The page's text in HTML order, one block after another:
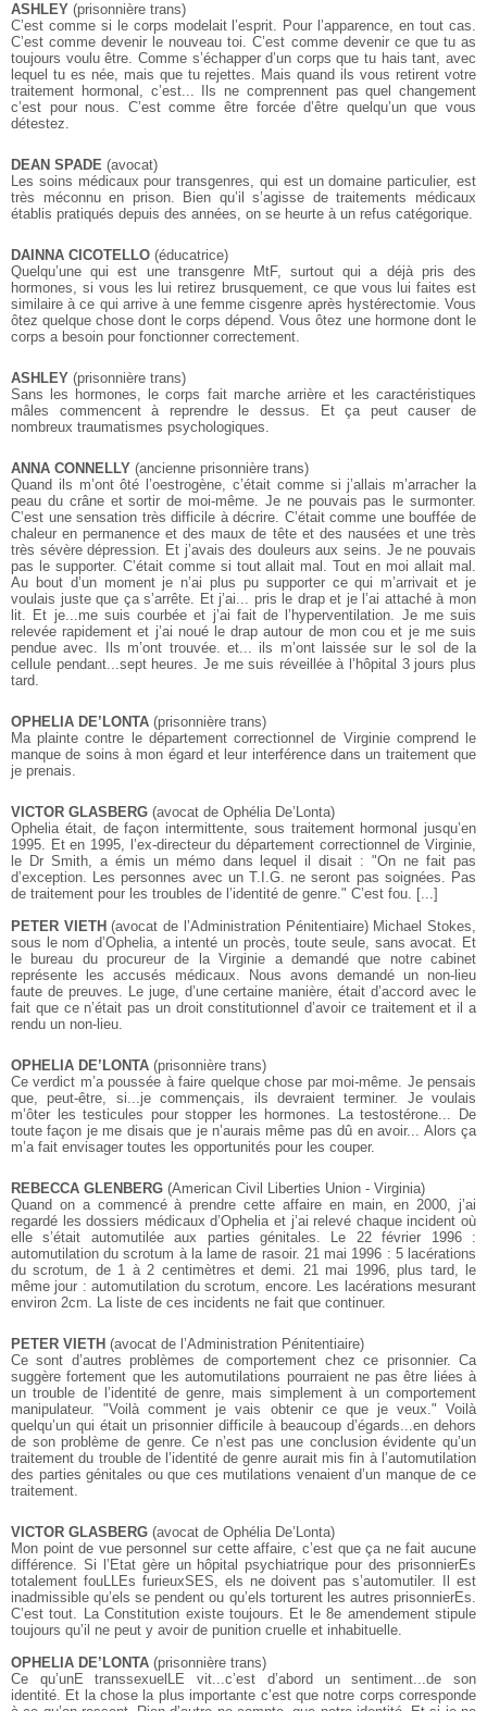
ASHLEY (prisonnière trans)
C’est comme si le corps modelait l’esprit. Pour l’apparence, en tout cas.
C’est comme devenir le nouveau toi. C’est comme devenir ce que tu as
toujours voulu être. Comme s’échapper d’un corps que tu hais tant, avec
lequel tu es née, mais que tu rejettes. Mais quand ils vous retirent votre
traitement hormonal, c’est... Ils ne comprennent pas quel changement
c’est pour nous. C’est comme être forcée d’être quelqu’un que vous
détestez.
DEAN SPADE (avocat)
Les soins médicaux pour transgenres, qui est un domaine particulier, est
très méconnu en prison. Bien qu’il s’agisse de traitements médicaux
établis pratiqués depuis des années, on se heurte à un refus catégorique.
DAINNA CICOTELLO (éducatrice)
Quelqu’une qui est une transgenre MtF, surtout qui a déjà pris des
hormones, si vous les lui retirez brusquement, ce que vous lui faites est
similaire à ce qui arrive à une femme cisgenre après hystérectomie. Vous
ôtez quelque chose dont le corps dépend. Vous ôtez une hormone dont le
corps a besoin pour fonctionner correctement.
ASHLEY (prisonnière trans)
Sans les hormones, le corps fait marche arrière et les caractéristiques
mâles commencent à reprendre le dessus. Et ça peut causer de
nombreux traumatismes psychologiques.
ANNA CONNELLY (ancienne prisonnière trans)
Quand ils m’ont ôté l’oestrogène, c’était comme si j’allais m’arracher la
peau du crâne et sortir de moi-même. Je ne pouvais pas le surmonter.
C’est une sensation très difficile à décrire. C’était comme une bouffée de
chaleur en permanence et des maux de tête et des nausées et une très
très sévère dépression. Et j’avais des douleurs aux seins. Je ne pouvais
pas le supporter. C’était comme si tout allait mal. Tout en moi allait mal.
Au bout d’un moment je n’ai plus pu supporter ce qui m’arrivait et je
voulais juste que ça s’arrête. Et j’ai... pris le drap et je l’ai attaché à mon
lit. Et je...me suis courbée et j’ai fait de l’hyperventilation. Je me suis
relevée rapidement et j’ai noué le drap autour de mon cou et je me suis
pendue avec. Ils m’ont trouvée. et... ils m’ont laissée sur le sol de la
cellule pendant...sept heures. Je me suis réveillée à l’hôpital 3 jours plus
tard.
OPHELIA DE’LONTA (prisonnière trans)
Ma plainte contre le département correctionnel de Virginie comprend le
manque de soins à mon égard et leur interférence dans un traitement que
je prenais.
VICTOR GLASBERG (avocat de Ophélia De’Lonta)
Ophelia était, de façon intermittente, sous traitement hormonal jusqu’en
1995. Et en 1995, l’ex-directeur du département correctionnel de Virginie,
le Dr Smith, a émis un mémo dans lequel il disait : "On ne fait pas
d’exception. Les personnes avec un T.I.G. ne seront pas soignées. Pas
de traitement pour les troubles de l’identité de genre." C’est fou. [...]
PETER VIETH (avocat de l’Administration Pénitentiaire) Michael Stokes,
sous le nom d’Ophelia, a intenté un procès, toute seule, sans avocat. Et
le bureau du procureur de la Virginie a demandé que notre cabinet
représente les accusés médicaux. Nous avons demandé un non-lieu
faute de preuves. Le juge, d’une certaine manière, était d’accord avec le
fait que ce n’était pas un droit constitutionnel d’avoir ce traitement et il a
rendu un non-lieu.
OPHELIA DE’LONTA (prisonnière trans)
Ce verdict m’a poussée à faire quelque chose par moi-même. Je pensais
que, peut-être, si...je commençais, ils devraient terminer. Je voulais
m’ôter les testicules pour stopper les hormones. La testostérone... De
toute façon je me disais que je n’aurais même pas dû en avoir... Alors ça
m’a fait envisager toutes les opportunités pour les couper.
REBECCA GLENBERG (American Civil Liberties Union - Virginia)
Quand on a commencé à prendre cette affaire en main, en 2000, j’ai
regardé les dossiers médicaux d’Ophelia et j’ai relevé chaque incident où
elle s’était automutilée aux parties génitales. Le 22 février 1996 :
automutilation du scrotum à la lame de rasoir. 21 mai 1996 : 5 lacérations
du scrotum, de 1 à 2 centimètres et demi. 21 mai 1996, plus tard, le
même jour : automutilation du scrotum, encore. Les lacérations mesurant
environ 2cm. La liste de ces incidents ne fait que continuer.
PETER VIETH (avocat de l’Administration Pénitentiaire)
Ce sont d’autres problèmes de comportement chez ce prisonnier. Ca
suggère fortement que les automutilations pourraient ne pas être liées à
un trouble de l’identité de genre, mais simplement à un comportement
manipulateur. "Voilà comment je vais obtenir ce que je veux." Voilà
quelqu’un qui était un prisonnier difficile à beaucoup d’égards...en dehors
de son problème de genre. Ce n’est pas une conclusion évidente qu’un
traitement du trouble de l’identité de genre aurait mis fin à l’automutilation
des parties génitales ou que ces mutilations venaient d’un manque de ce
traitement.
VICTOR GLASBERG (avocat de Ophélia De’Lonta)
Mon point de vue personnel sur cette affaire, c’est que ça ne fait aucune
différence. Si l’Etat gère un hôpital psychiatrique pour des prisonnierEs
totalement fouLLEs furieuxSES, els ne doivent pas s’automutiler. Il est
inadmissible qu’els se pendent ou qu’els torturent les autres prisonnierEs.
C’est tout. La Constitution existe toujours. Et le 8e amendement stipule
toujours qu’il ne peut y avoir de punition cruelle et inhabituelle.
OPHELIA DE’LONTA (prisonnière trans)
Ce qu’unE transsexuelLE vit...c’est d’abord un sentiment...de son
identité. Et la chose la plus importante c’est que notre corps corresponde